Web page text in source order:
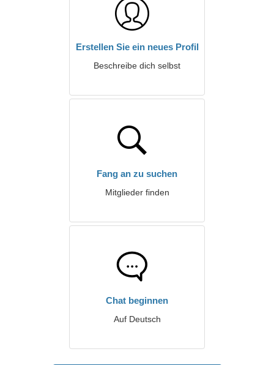
Erstellen Sie ein neues Profil
Beschreibe dich selbst
Fang an zu suchen
Mitglieder finden
Chat beginnen
Auf Deutsch